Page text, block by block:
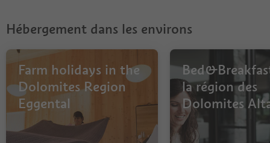
Hébergement dans les environs
Farm holidays in the
Dolomites Region
Eggental
la région des
Dolomites